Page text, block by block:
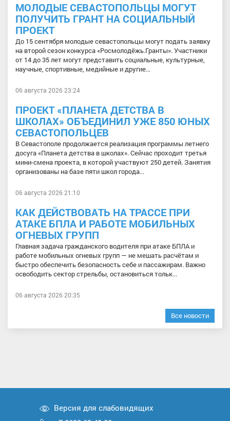
МОЛОДЫЕ СЕВАСТОПОЛЬЦЫ МОГУТ
ПОЛУЧИТЬ ГРАНТ НА СОЦИАЛЬНЫЙ
ПРОЕКТ
До 15 сентября молодые севастопольцы могут подать заявку
на второй сезон конкурса «Росмолодёжь.Гранты». Участники
от 14 до 35 лет могут представить социальные, культурные,
научные, спортивные, медийные и другие...
06 августа 2026 23:24
ПРОЕКТ «ПЛАНЕТА ДЕТСТВА В
ШКОЛАХ» ОБЪЕДИНИЛ УЖЕ 850 ЮНЫХ
СЕВАСТОПОЛЬЦЕВ
В Севастополе продолжается реализация программы летнего
досуга «Планета детства в школах». Сейчас проходит третья
мини-смена проекта, в которой участвуют 250 детей. Занятия
организованы на базе пяти школ города...
06 августа 2026 21:10
КАК ДЕЙСТВОВАТЬ НА ТРАССЕ ПРИ
АТАКЕ БПЛА И РАБОТЕ МОБИЛЬНЫХ
ОГНЕВЫХ ГРУПП
Главная задача гражданского водителя при атаке БПЛА и
работе мобильных огневых групп — не мешать расчётам и
быстро обеспечить безопасность себе и пассажирам. Важно
освободить сектор стрельбы, остановиться тольк...
06 августа 2026 20:35
Все новости
Версия для слабовидящих